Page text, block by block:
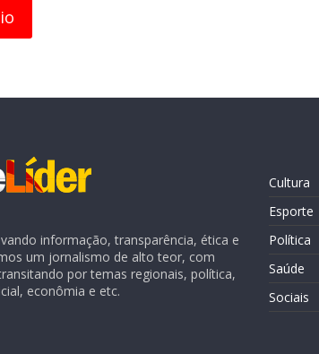
informação, transparência, ética e
um jornalismo de alto teor, com
por temas regionais, política,
econômia e etc.
Cultura
Esporte
Política
Saúde
Sociais